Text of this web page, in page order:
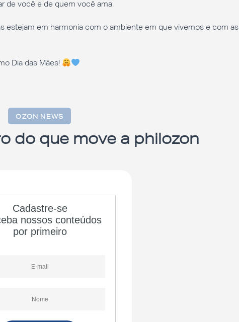
de você e de quem você ama.
estejam em harmonia com o ambiente em que vivemos e com as
Dia das Mães!
OZON NEWS
do que move a philozon